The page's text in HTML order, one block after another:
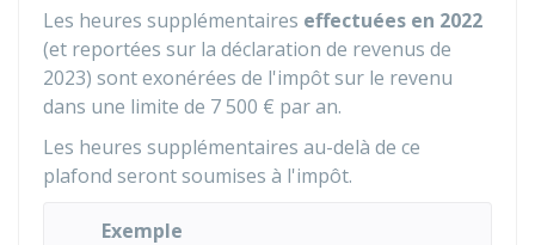
Les heures supplémentaires effectuées en 2022
(et reportées sur la déclaration de revenus de
2023) sont exonérées de l'impôt sur le revenu
dans une limite de 7 500 € par an.
Les heures supplémentaires au-delà de ce
plafond seront soumises à l'impôt.
Exemple